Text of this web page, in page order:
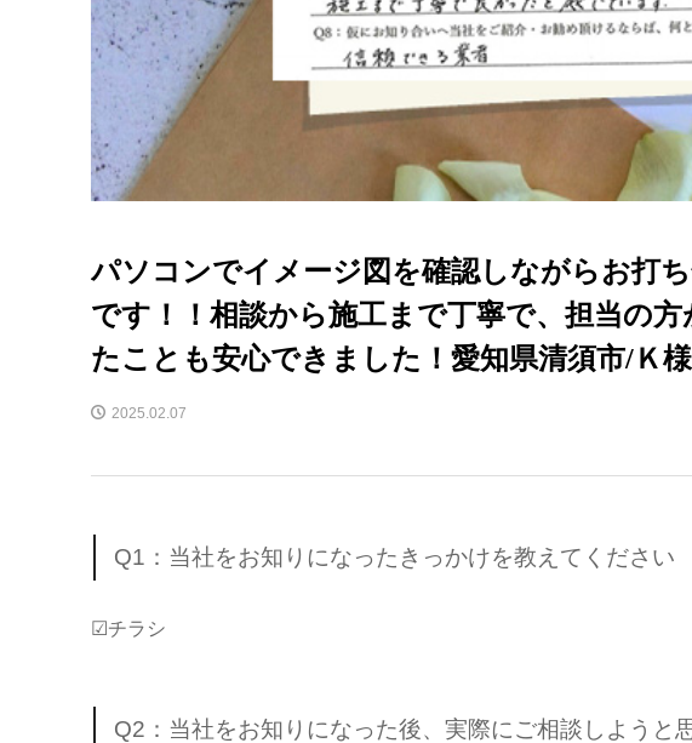
パソコンでイメージ図を確認しながらお打
です！！相談から施工まで丁寧で、担当の
たことも安心できました！愛知県清須市/Ｋ
2025.02.07
Q1：当社をお知りになったきっかけを教えてください
☑チラシ
Q2：当社をお知りになった後、実際にご相談しようと